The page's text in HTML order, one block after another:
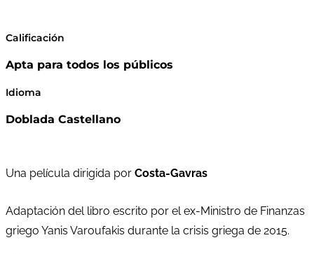
Calificación
Apta para todos los públicos
Idioma
Doblada Castellano
Una película dirigida por Costa-Gavras
Adaptación del libro escrito por el ex-Ministro de Finanzas
griego Yanis Varoufakis durante la crisis griega de 2015.